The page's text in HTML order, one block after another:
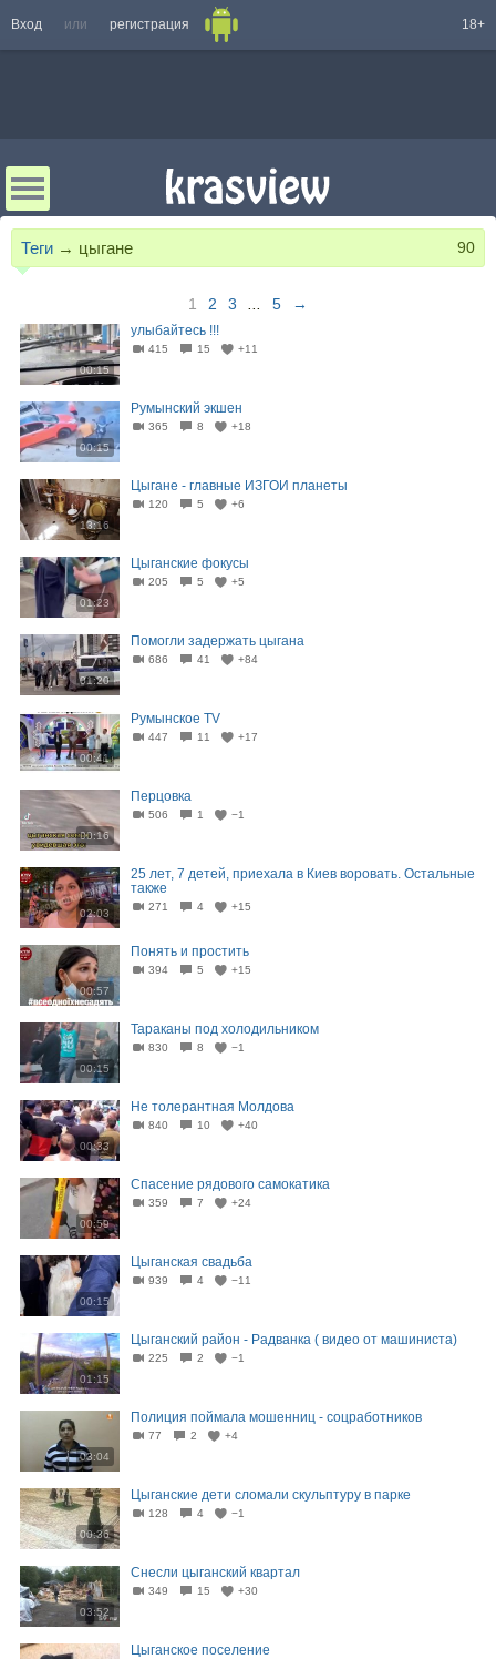
Вход или регистрация 18+
Теги → цыгане 90
1 2 3 5 →
00:15
улыбайтесь !!!
415 15 +11
00:15
Румынский экшен
365 8 +18
13:16
Цыгане - главные ИЗГОИ планеты
120 5 +6
01:23
Цыганские фокусы
205 5 +5
01:20
Помогли задержать цыгана
686 41 +84
00:41
Румынское TV
447 11 +17
00:16
Перцовка
506 1 −1
02:03
25 лет, 7 детей, приехала в Киев воровать. Остальные
также
271 4 +15
00:57
Понять и простить
394 5 +15
00:15
Тараканы под холодильником
830 8 −1
00:33
Не толерантная Молдова
840 10 +40
00:59
Спасение рядового самокатика
359 7 +24
00:15
Цыганская свадьба
939 4 −11
01:15
Цыганский район - Радванка ( видео от машиниста)
225 2 −1
03:04
Полиция поймала мошенниц - соцработников
77 2 +4
00:36
Цыганские дети сломали скульптуру в парке
128 4 −1
03:52
Снесли цыганский квартал
349 15 +30
Цыганское поселение